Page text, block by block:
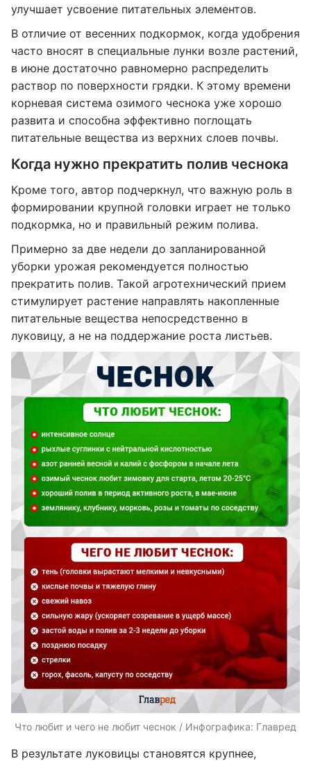
улучшает усвоение питательных элементов.
В отличие от весенних подкормок, когда удобрения
часто вносят в специальные лунки возле растений,
в июне достаточно равномерно распределить
раствор по поверхности грядки. К этому времени
корневая система озимого чеснока уже хорошо
развита и способна эффективно поглощать
питательные вещества из верхних слоев почвы.
Когда нужно прекратить полив чеснока
Кроме того, автор подчеркнул, что важную роль в
формировании крупной головки играет не только
подкормка, но и правильный режим полива.
Примерно за две недели до запланированной
уборки урожая рекомендуется полностью
прекратить полив. Такой агротехнический прием
стимулирует растение направлять накопленные
питательные вещества непосредственно в
луковицу, а не на поддержание роста листьев.
Что любит и чего не любит чеснок / Инфографика: Главред
В результате луковицы становятся крупнее,